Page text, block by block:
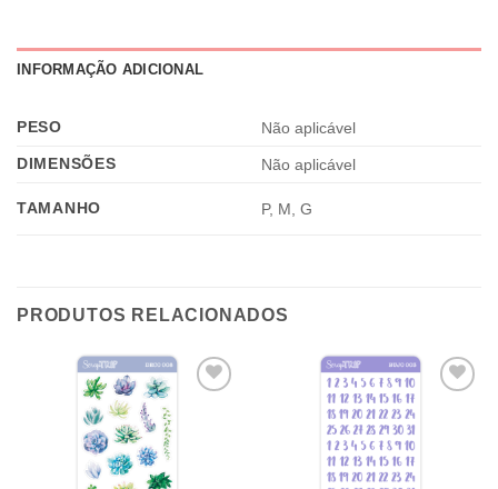
INFORMAÇÃO ADICIONAL
PESO
Não aplicável
DIMENSÕES
Não aplicável
TAMANHO P, M, G
PRODUTOS RELACIONADOS